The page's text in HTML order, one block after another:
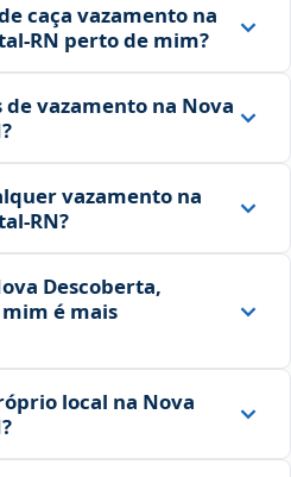
caça vazamento na
perto de mim?
vazamento na Nova
vazamento na
Descoberta,
é mais
local na Nova